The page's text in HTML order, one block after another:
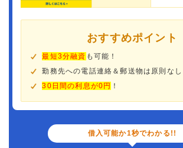
おすすめポイント
最短3分融資 も可能！
勤務先への電話連絡＆郵送物は原則なし
30日間の利息が0円 ！
借入可能か1秒でわかる!!